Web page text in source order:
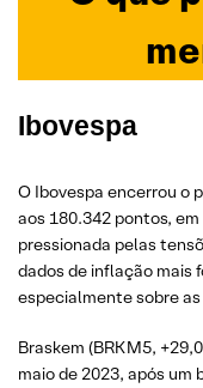
Ibovespa
O Ibovespa encerrou o
aos 180.342 pontos,
pressionada pelas
dados de inflação mais
especialmente sobre
Braskem (BRKM5,
maio de 2023, após um